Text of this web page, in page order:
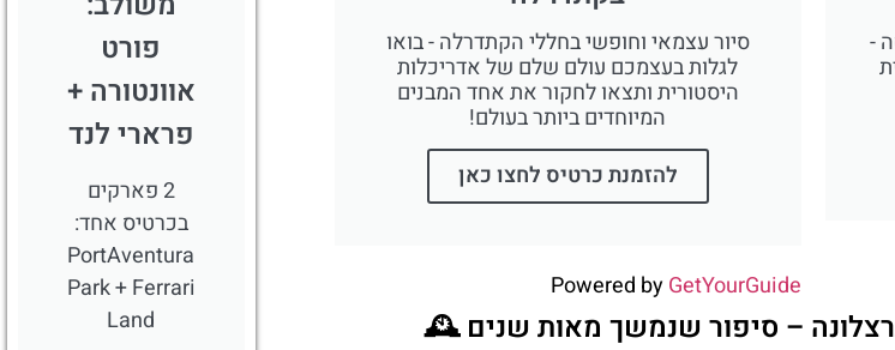
- סיור עצמאי וחופשי בחללי הקתדרלה - בואו
לגלות בעצמכם עולם שלם של אדריכלות
היסטורית ותצאו לחקור את אחד המבנים
המיוחדים ביותר בעולם!
להזמנת כרטיס לחצו כאן
Powered byGetYourGuide
– סיפור שנמשך מאות שנים 🕰️
פורט
אוונטורה +
פרארי לנד
2 פארקים
בכרטיס אחד:
PortAventura
Park + Ferrari
Land